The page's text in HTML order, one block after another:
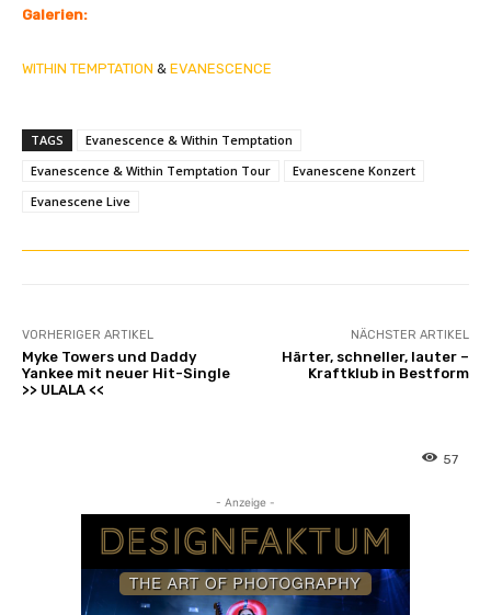
Galerien:
WITHIN TEMPTATION & EVANESCENCE
TAGS
Evanescence & Within Temptation
Evanescence & Within Temptation Tour
Evanescene Konzert
Evanescene Live
VORHERIGER ARTIKEL
Myke Towers und Daddy
Yankee mit neuer Hit-Single
>> ULALA <<
NÄCHSTER ARTIKEL
Härter, schneller, lauter –
Kraftklub in Bestform
57
- Anzeige -